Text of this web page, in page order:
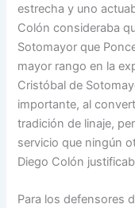
estrecha y uno
Colón consideraba
Sotomayor que
mayor rango en la
Cristóbal de
importante, al
tradición de linaje,
servicio que ningún
Diego Colón
Para los defensores